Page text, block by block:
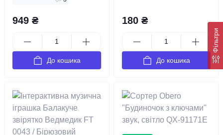
Фільтри
949 ₴
До кошика
180 ₴
До кошика